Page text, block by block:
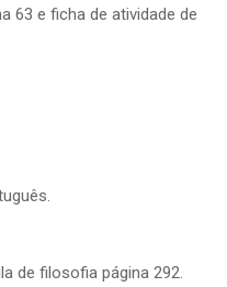
63 e ficha de atividade de
de filosofia página 292.